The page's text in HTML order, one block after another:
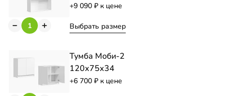
+9 090 к цене
Выбрать размер
Тумба Моби-2
120х75х34
+6 700 к цене